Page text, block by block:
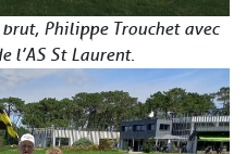
Philippe Trouchet avec
l’AS St Laurent.